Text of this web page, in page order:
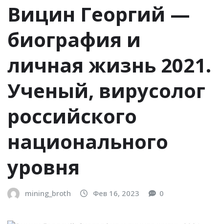
Вицин Георгий —
биография и
личная жизнь 2021.
Ученый, вирусолог
российского
национального
уровня
mining_broth Фев 16, 2023 0